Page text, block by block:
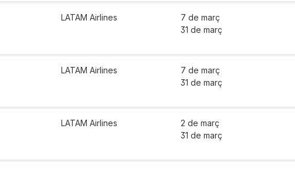
LATAM Airlines
7 de març
31 de març
LATAM Airlines
7 de març
31 de març
LATAM Airlines
2 de març
31 de març